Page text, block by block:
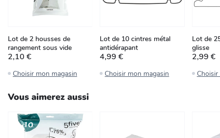
Lot de 2 housses de
rangement sous vide
2,10 €
Choisir mon magasin
Lot de 10 cintres métal
antidérapant
4,99 €
Choisir mon magasin
Lot de
glisse
2,99 €
Vous aimerez aussi